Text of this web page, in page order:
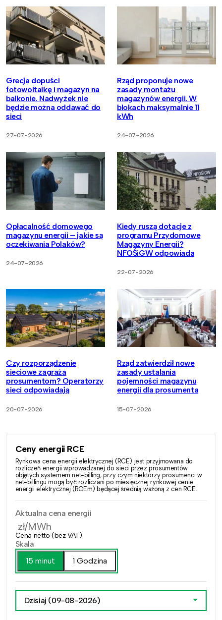
Grecja dopuści
fotowoltaikę i magazyn na
balkonie. Nadwyżek nie
będzie można oddawać do
sieci
27-07-2026
Rząd proponuje nowe
zasady montażu
magazynów energii. W
blokach maksymalnie 11
kWh
24-07-2026
Opłacalność domowego
magazynu energii – jakie są
oczekiwania Polaków?
24-07-2026
Kiedy ruszą dotacje z
programu Przydomowe
Magazyny Energii?
NFOŚiGW odpowiada
22-07-2026
Czy rozporządzenie
sieciowe zagraża
prosumentom? Operatorzy
sieci odpowiadają
20-07-2026
Rząd zatwierdził nowe
zasady ustalania
pojemności magazynu
energii dla prosumenta
15-07-2026
Ceny energii RCE
Rynkowa cena energii elektrycznej (RCE) jest przyjmowana do
rozliczeń energii wprowadzanej do sieci przez prosumentów
objętych systemem net-billing, przy czym niektórzy prosumenci w
net-billingu mogą być rozliczani po miesięcznej rynkowej cenie
energii elektrycznej (RCEm) będącej średnią ważoną z cen RCE.
Aktualna cena energii
zł/MWh
Cena netto (bez VAT)
Skala
15 minut
1 Godzina
Dzisiaj (09-08-2026)